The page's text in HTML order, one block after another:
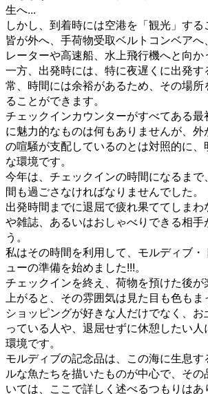
生へ...
しかし、到着時には空港を「観光」する
皆が外へ、手荷物受取ベルトコンベア
レーターや高速船、水上飛行機へと向か
一方、出発時には、特に夜遅くに出発す
常、時間には余裕があるため、その場所
ることができます。
チェックインカウンターがすべてある
に魅力的なものは何もありませんが、
の喧騒が支配しているのとは対照的に
な環境です。
今年は、チェックインの時間になるま
間も過ごさなければなりませんでした。
出発時間までに退屈で疲れ果ててしま
や雑誌、あるいはおしゃべりできる相手
う。
私はその時間を利用して、モルディブ
ューの準備を始めました!!!。
チェックインを終え、荷物を預けた後が
上がると、その雰囲気は見た目も色もま
ショッピングが好きな人だけでなく、
っている人や、退屈せずに休憩したい
環境です。
モルディブの記念品は、この海に生息す
ルな魚たちを描いたものが中心で、そ
いては、ここで詳しく述べるつもりは